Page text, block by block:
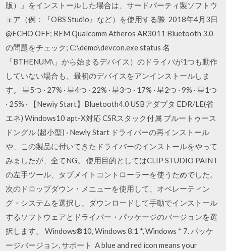
版）』をインストールした場合は、サードパーティ製ソフトウ
ェア（例：『OBS Studio』など）を使用する際 2018年4月3日
@ECHO OFF; REM Qualcomm Atheros AR3011 Bluetooth 3.0
の問題をチェック; C:\demo\devcon.exe status 名
「BTHENUM\」から始まるデバイス）のドライバが1つも動作
していない場合も、最初のデバイスをアンインストールしま
す。 星5つ · 27% · 星4つ · 22% · 星3つ · 17% · 星2つ · 9% · 星1つ
· 25% · 【Newiy Start】Bluetooth4.0 USBアダプタ EDR/LE(省
エネ) Windows10 apt-X対応 CSRスタック付属 ブルートゥース
ドングル (超小型) · Newiy Start ドライバーの再インストール
や、この製品に付いてきたドライバーのインストールをやって
みましたが、全てNG。 使用目的としてはCLIP STUDIO PAINT
の左手ツール、タブメイトコントローラーを使うためでした。
次のドロップダウン・メニューを使用して、オペレーティン
グ・システムを選択し、ダウンロードして手動でインストール
するソフトウェアとドライバー・パッケージのバージョンを選
択します。 Windows®10, Windows 8.1 *, Windows * 7. パッケ
ージバージョン, サポート A blue and red icon means your